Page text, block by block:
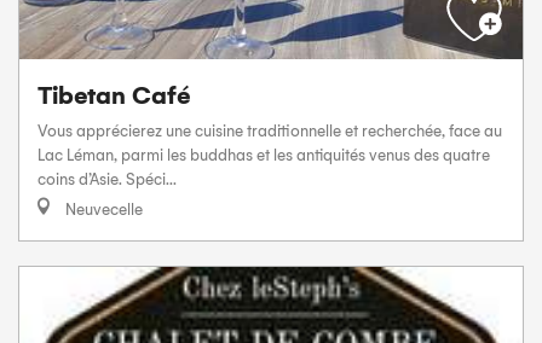
Tibetan Café
Vous apprécierez une cuisine traditionnelle et recherchée, face au
Lac Léman, parmi les buddhas et les antiquités venus des quatre
coins d’Asie. Spéci...
Neuvecelle